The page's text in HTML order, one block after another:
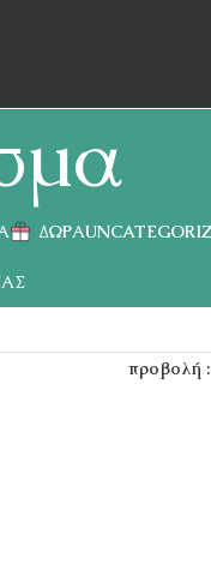
ΔΏΡΑ
προβολή